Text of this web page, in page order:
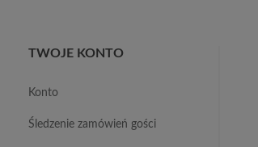
TWOJE KONTO
konto
śledzenie zamówień gości